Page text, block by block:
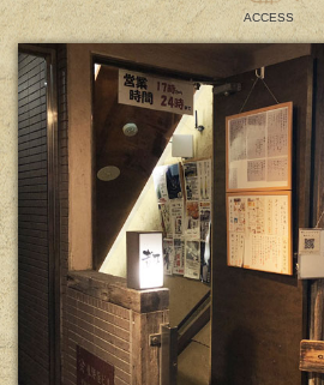
ACCESS